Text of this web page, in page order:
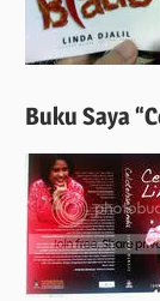
Buku Saya